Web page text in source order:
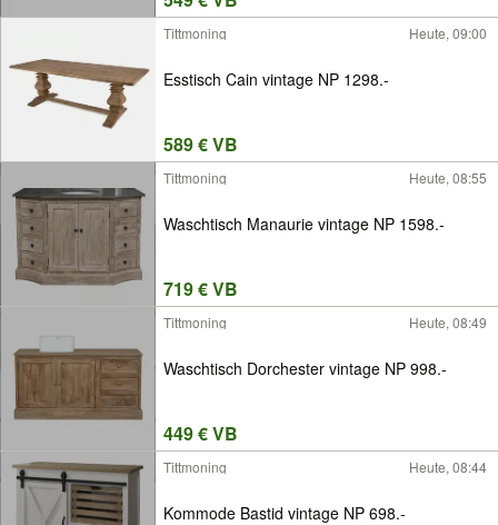
Tittmoning Heute, 09:00
Esstisch Cain vintage NP 1298.-
589 € VB
Tittmoning Heute, 08:55
Waschtisch Manaurie vintage NP 1598.-
719 € VB
Tittmoning Heute, 08:49
Waschtisch Dorchester vintage NP 998.-
449 € VB
Tittmoning Heute, 08:44
Kommode Bastid vintage NP 698.-